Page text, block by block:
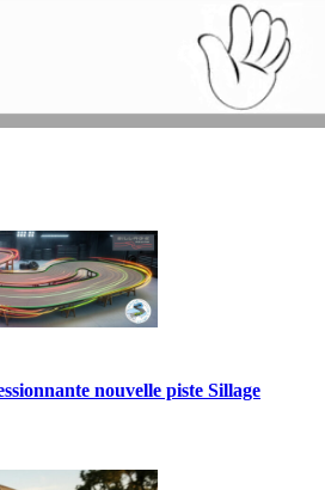
nouvelle piste Sillage